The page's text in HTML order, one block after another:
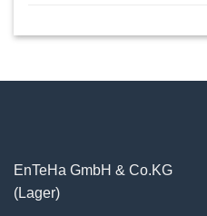
EnTeHa GmbH & Co.KG
(Lager)